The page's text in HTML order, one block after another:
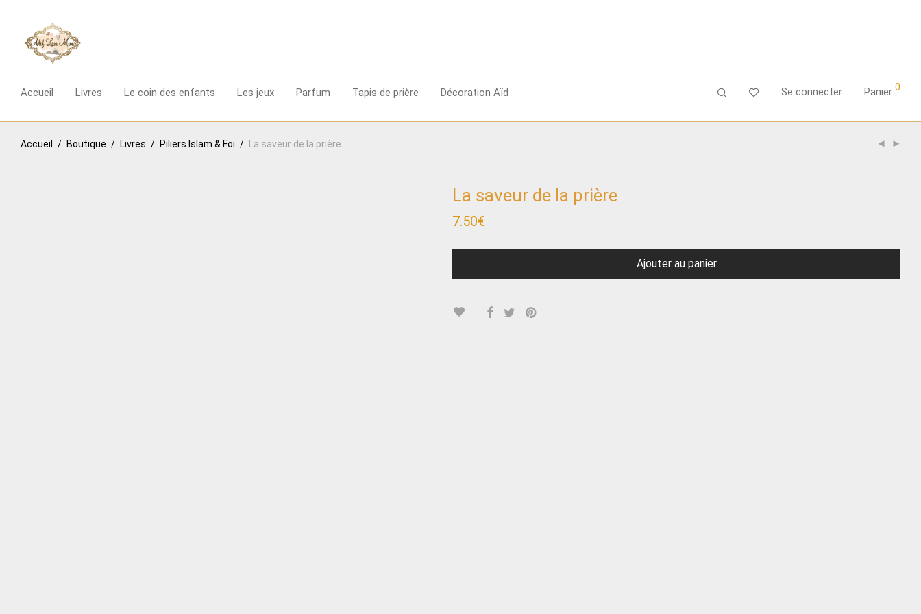
Accueil Livres Le coin des enfants Les jeux Parfum Tapis de prière Décoration Aïd Se connecter Panier 0
Accueil / Boutique / Livres / Piliers Islam & Foi / La saveur de la prière
La saveur de la prière
7.50€
Ajouter au panier